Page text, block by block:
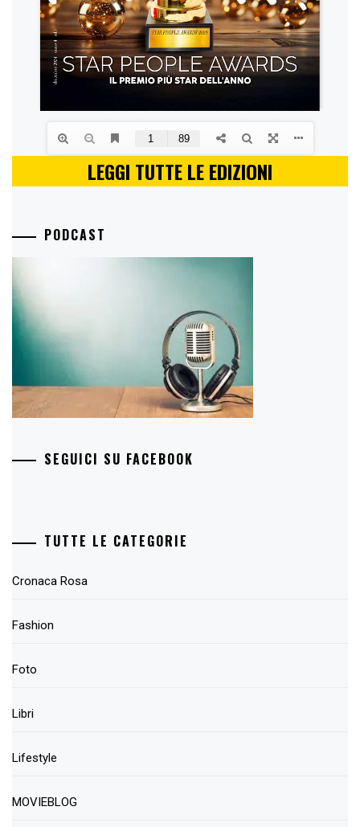
LEGGI TUTTE LE EDIZIONI
PODCAST
SEGUICI SU FACEBOOK
TUTTE LE CATEGORIE
Cronaca Rosa
Fashion
Foto
Libri
Lifestyle
MOVIEBLOG